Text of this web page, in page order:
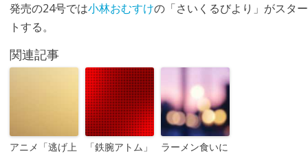
発売の24号では小林おむすけの「さいくるびより」がスター
トする。
関連記事
アニメ「逃げ上
「鉄腕アトム」
ラーメン食いに